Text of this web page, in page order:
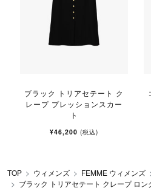
ブラック トリアセテート ク
レープ プレッションスカー
ト
¥46,200 (税込)
TOP ウィメンズ FEMME ウィメンズ
ブラック トリアセテート クレープ ロン